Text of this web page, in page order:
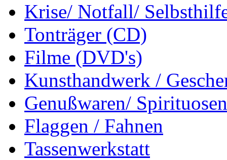
Krise/ Notfall/
Tonträger (CD)
Filme (DVD's)
Kunsthandwerk /
Genußwaren/ Spirituosen
Flaggen / Fahnen
Tassenwerkstatt